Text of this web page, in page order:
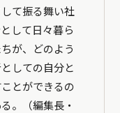
て振る舞い社
して日々暮ら
が、どのよう
しての自分と
とができるの
。（編集長・